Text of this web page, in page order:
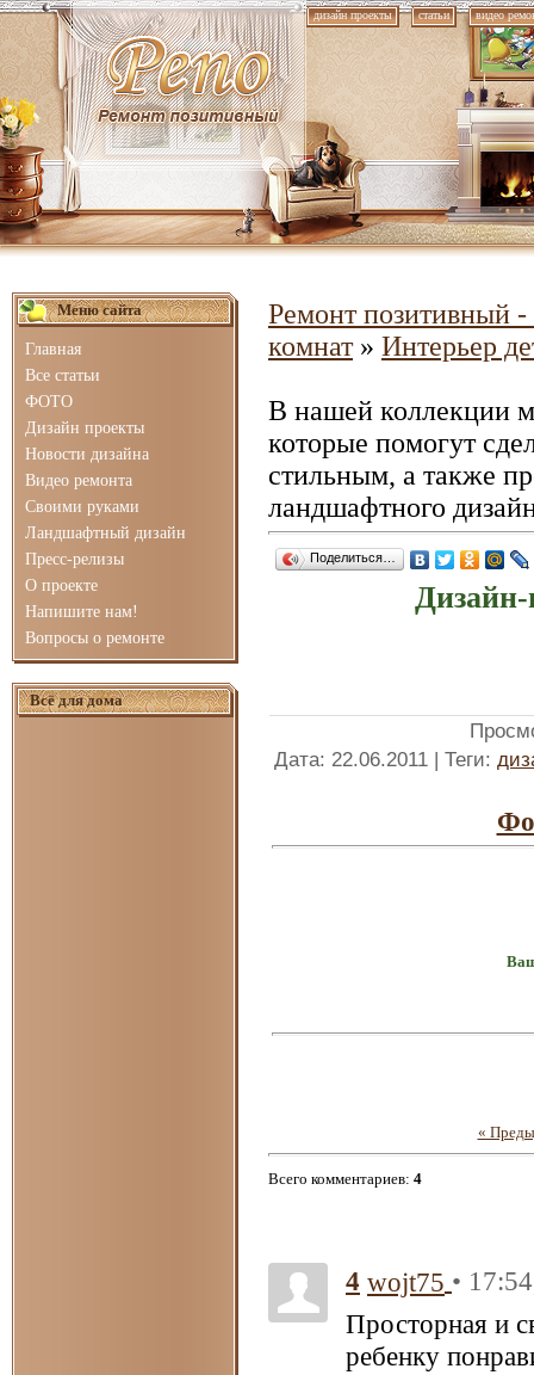
дизайн проекты статьи видео
Меню сайта
Главная
Все статьи
ФОТО
Дизайн проекты
Новости дизайна
Видео ремонта
Своими руками
Ландшафтный дизайн
Пресс-релизы
О проекте
Напишите нам!
Вопросы о ремонте
Всё для дома
Ремонт позитивный -
комнат» Интерьер
В нашей коллекции
которые помогут
стильным, а также
ландшафтного
Поделиться…
Дизайн-
Дата: 22.06.2011 | Теги:
«
Всего комментариев: 4
4 wojt75 •
Просторная и
ребенку